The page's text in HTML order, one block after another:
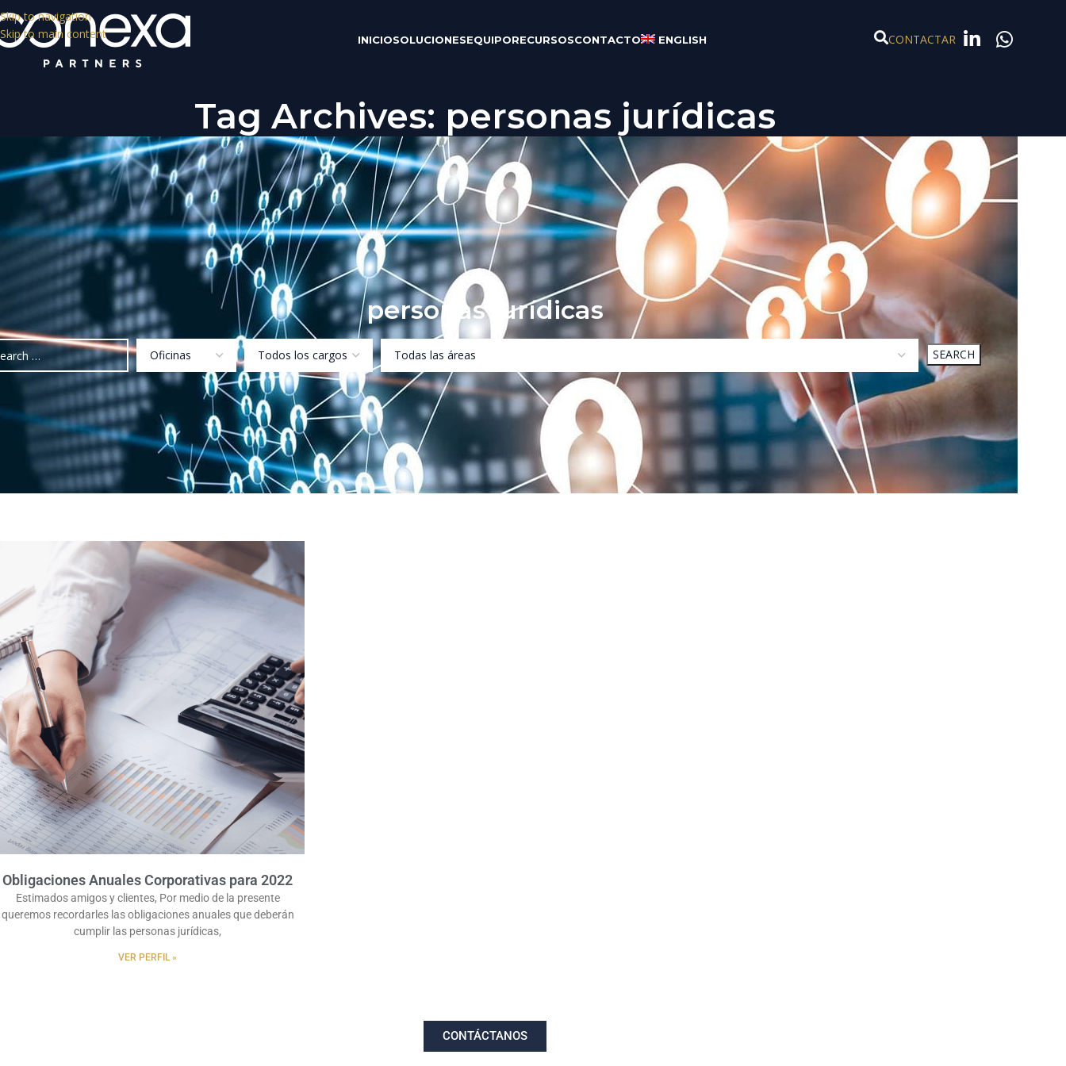
Skip to navigation
Skip to main content
INICIOSOLUCIONESEQUIPORECURSOSCONTACTO ENGLISH CONTACTAR
Tag Archives: personas jurídicas
personas jurídicas
Obligaciones Anuales Corporativas para 2022
Estimados amigos y clientes, Por medio de la presente
queremos recordarles las obligaciones anuales que deberán
cumplir las personas jurídicas,
VER PERFIL »
CONTÁCTANOS